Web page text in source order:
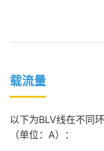
载流量
以下为BLV线在不同
（单位：A）：